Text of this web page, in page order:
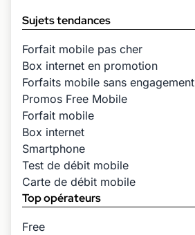
Sujets tendances
Forfait mobile pas cher
Box internet en promotion
Forfaits mobile sans engagement
Promos Free Mobile
Forfait mobile
Box internet
Smartphone
Test de débit mobile
Carte de débit mobile
Top opérateurs
Free